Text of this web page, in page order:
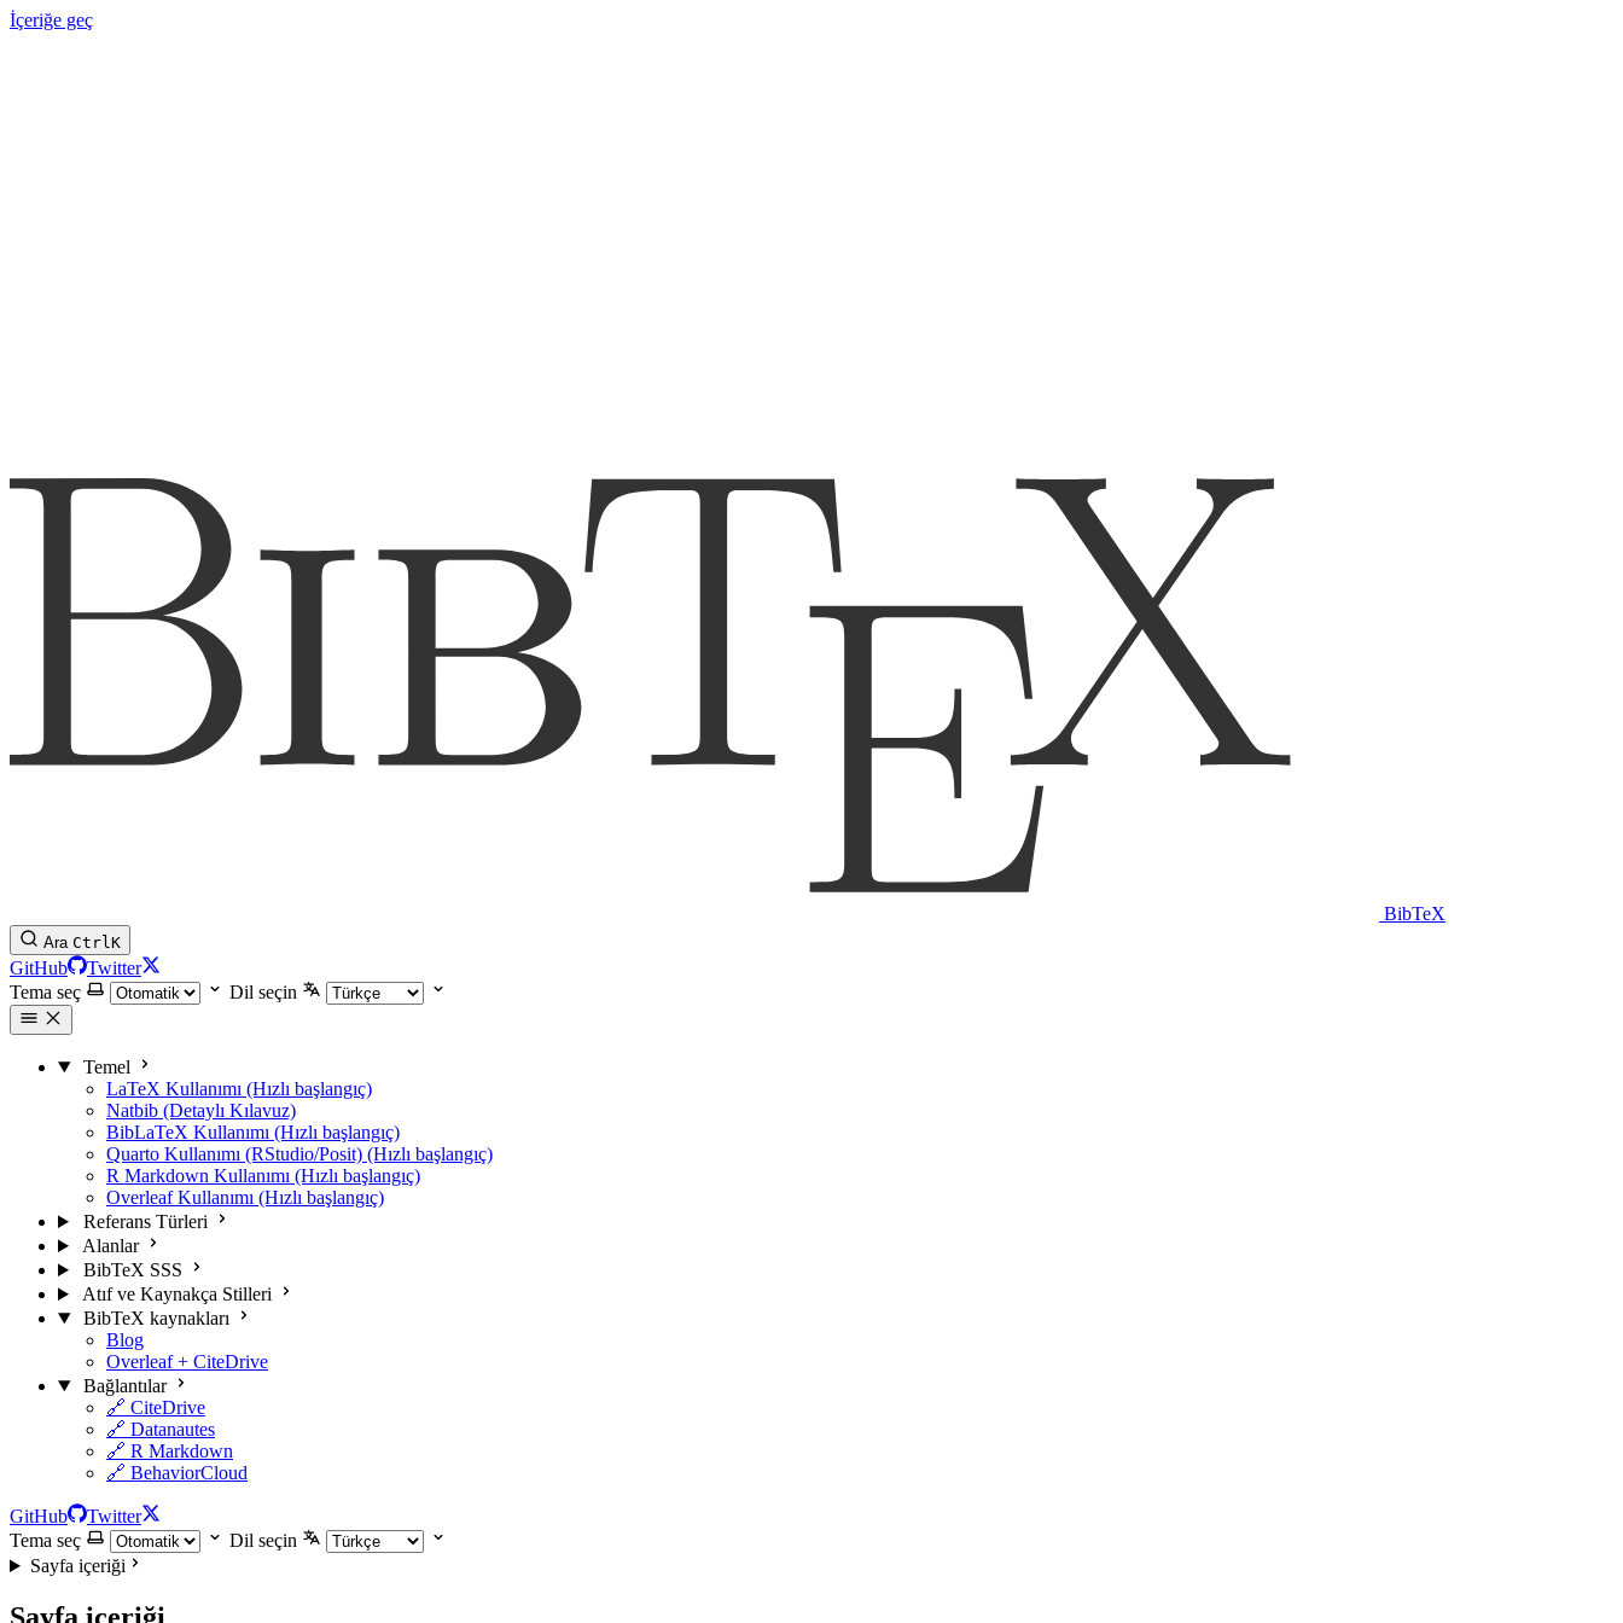
İçeriğe geç
BibTeX
Ara CtrlK
GitHub
Twitter
Tema seç
Dil seçin
Temel
LaTeX Kullanımı (Hızlı başlangıç)
Natbib (Detaylı Kılavuz)
BibLaTeX Kullanımı (Hızlı başlangıç)
Quarto Kullanımı (RStudio/Posit) (Hızlı başlangıç)
R Markdown Kullanımı (Hızlı başlangıç)
Overleaf Kullanımı (Hızlı başlangıç)
Referans Türleri
Alanlar
BibTeX SSS
Atıf ve Kaynakça Stilleri
BibTeX kaynakları
Blog
Overleaf + CiteDrive
Bağlantılar
🔗 CiteDrive
🔗 Datanautes
🔗 R Markdown
🔗 BehaviorCloud
GitHub
Twitter
Tema seç
Dil seçin
Sayfa içeriği